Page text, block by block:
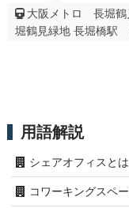
大阪メトロ 長堀鶴
堀鶴見緑地 長堀橋駅
用語解説
シェアオフィスとは
コワーキングスペ